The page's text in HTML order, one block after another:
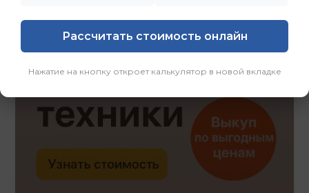
Рассчитать стоимость онлайн
Нажатие на кнопку откроет калькулятор в новой вкладке